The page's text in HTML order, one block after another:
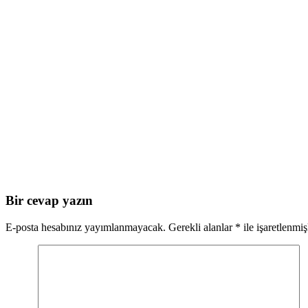
Bir cevap yazın
E-posta hesabınız yayımlanmayacak. Gerekli alanlar * ile